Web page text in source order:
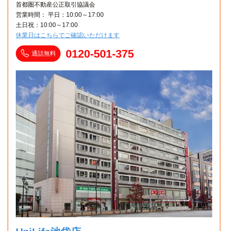
埼玉医科大学(毛呂山キャンパス)
生線17分）→東毛呂駅
首都圏不動産公正取引協議会
営業時間： 平日：10:00～17:00
土日祝：10:00～17:00
休業日はこちらでご確認いただけます
通話無料 0120-501-375